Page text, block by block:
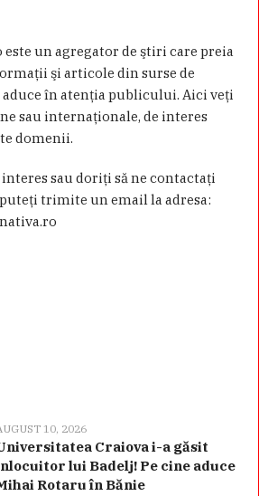
un agregator de ştiri care preia
şi articole din surse de
aduce în atenţia publicului. Aici veţi
sau internaţionale, de interes
domenii.
interes sau doriţi să ne contactaţi
trimite un email la adresa:
10, 2026
Craiova i-a găsit
lui Badelj! Pe cine aduce
Rotaru în Bănie